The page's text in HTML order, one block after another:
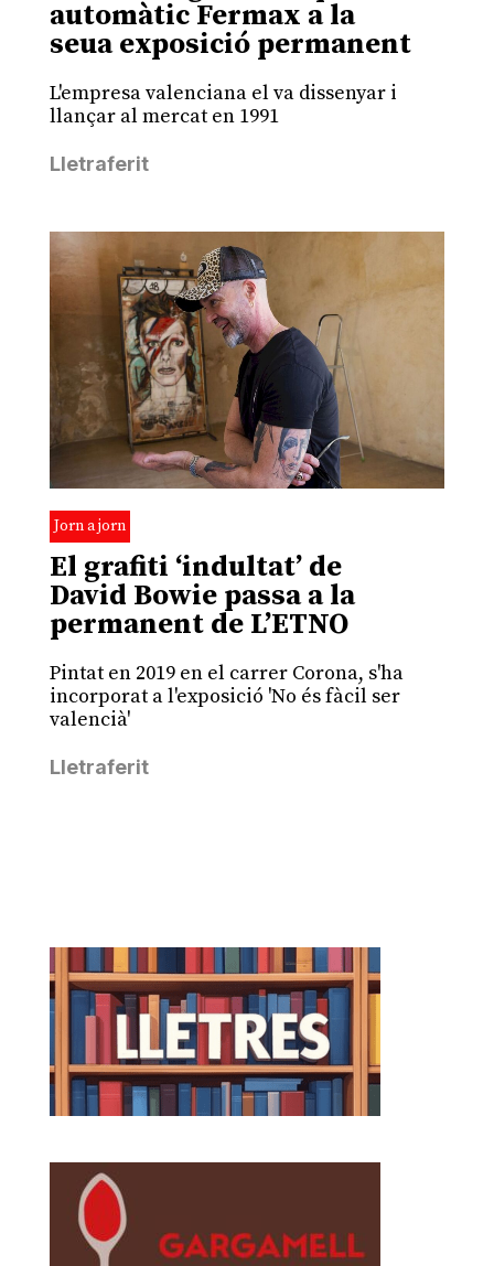
automàtic Fermax a la
seua exposició permanent
L'empresa valenciana el va dissenyar i
llançar al mercat en 1991
Lletraferit
Jorn a jorn
El grafiti ‘indultat’ de
David Bowie passa a la
permanent de L’ETNO
Pintat en 2019 en el carrer Corona, s'ha
incorporat a l'exposició 'No és fàcil ser
valencià'
Lletraferit